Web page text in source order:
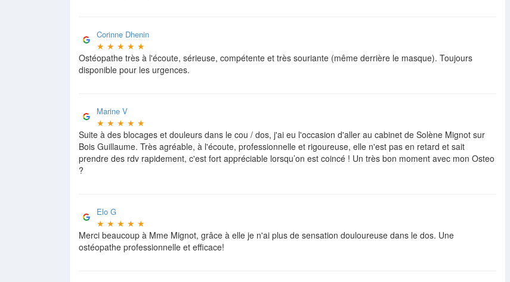
Corinne Dhenin
★ ★ ★ ★ ★
Ostéopathe très à l'écoute, sérieuse, compétente et très souriante (même derrière le masque). Toujours
disponible pour les urgences.
Marine V
★ ★ ★ ★ ★
Suite à des blocages et douleurs dans le cou / dos, j'ai eu l'occasion d'aller au cabinet de Solène Mignot sur
Bois Guillaume. Très agréable, à l'écoute, professionnelle et rigoureuse, elle n'est pas en retard et sait
prendre des rdv rapidement, c'est fort appréciable lorsqu’on est coincé ! Un très bon moment avec mon Osteo
?
Elo G
★ ★ ★ ★ ★
Merci beaucoup à Mme Mignot, grâce à elle je n'ai plus de sensation douloureuse dans le dos. Une
ostéopathe professionnelle et efficace!